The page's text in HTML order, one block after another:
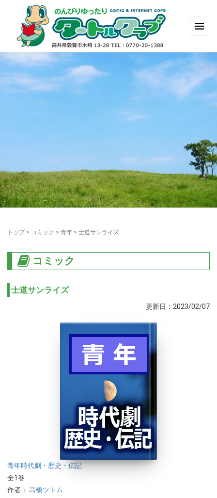
トップ> コミック > 青年 > 士道サンライズ
コミック
士道サンライズ
更新日：2023/02/07
青年時代劇・歴史・伝記
全1巻
作者： 高橋ツトム